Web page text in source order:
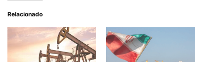
Relacionado